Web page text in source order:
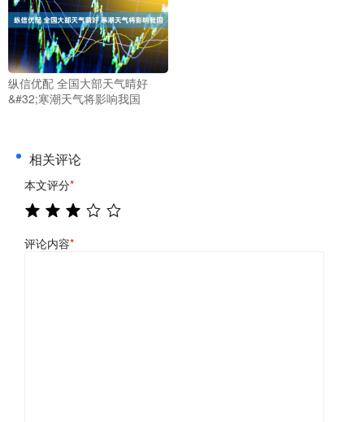
纵信优配 全国大部天气晴好
&#32;寒潮天气将影响我国
相关评论
本文评分*
评论内容*